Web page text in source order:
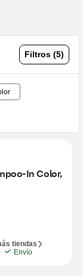
Filtros (5)
In Color,
tiendas
Envío